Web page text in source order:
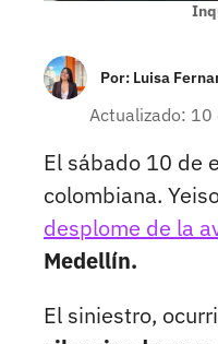
Por: Luisa
Actualizado: 10
El sábado 10 de
colombiana.
desplome de la
Medellín.
El siniestro,